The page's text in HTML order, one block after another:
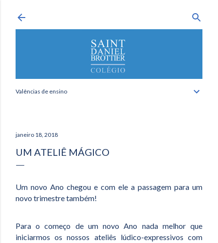
Valências de ensino
janeiro 18, 2018
UM ATELIÊ MÁGICO
Um novo Ano chegou e com ele a passagem para um
novo trimestre também!
Para o começo de um novo Ano nada melhor que
iniciarmos os nossos ateliês lúdico-expressivos com